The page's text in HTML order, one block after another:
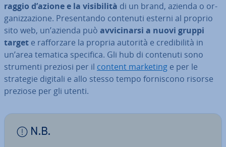
raggio d’azione e la vi­si­bi­li­tà di un brand, azienda o or­
ga­niz­za­zio­ne. Pre­sen­tan­do contenuti esterni al proprio
sito web, un’azienda può av­vi­ci­nar­si a nuovi gruppi
target e raf­for­za­re la propria autorità e cre­di­bi­li­tà in
un’area tematica specifica. Gli hub di contenuti sono
strumenti preziosi per il content marketing e per le
strategie digitali e allo stesso tempo for­ni­sco­no risorse
preziose per gli utenti.
N.B.